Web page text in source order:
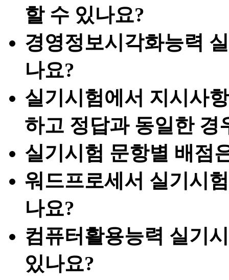
할 수 있나요?
경영정보시각화능력
나요?
실기시험에서 지시사
하고 정답과 동일한 경
실기시험 문항별 배점
워드프로세서 실기시
나요?
컴퓨터활용능력 실기
있나요?